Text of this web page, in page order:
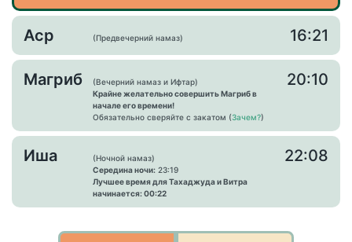
Аср (Предвечерний намаз) 16:21
Магриб
(Вечерний намаз и Ифтар)
Крайне желательно совершить Магриб в
начале его времени!
Обязательно сверяйте с закатом (Зачем?)
20:10
Иша
(Ночной намаз)
Середина ночи: 23:19
Лучшее время для Тахаджуда и Витра
начинается: 00:22
22:08